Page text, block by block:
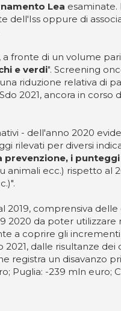
Lea esaminate.
dell'Iss oppure di
di un volume pari
e verdi". Screening
riduzione relativa di
2021, ancora in corso
- dell'anno 2020
rilevati per diversi
prevenzione, i
ecc.) rispetto al
2019, comprensiva
2020 da poter utilizzare
a coprire gli
2021, dalle risultanze
registra un disavanzo
Puglia: -239 mln euro;